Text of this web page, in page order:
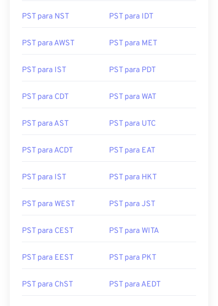
PST para AWST PST para MET
PST para IST PST para PDT
PST para CDT PST para WAT
PST para AST PST para UTC
PST para ACDT PST para EAT
PST para IST PST para HKT
PST para WEST PST para JST
PST para CEST PST para WITA
PST para EEST PST para PKT
PST para ChST PST para AEDT
PST para CST